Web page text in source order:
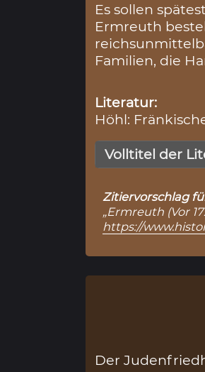
Es sollen
Ermreuth
Familien, die
Literatur:
Höhl:
Volltitel der
Zitiervorschlag
„Ermreuth (Vor
https://
Der